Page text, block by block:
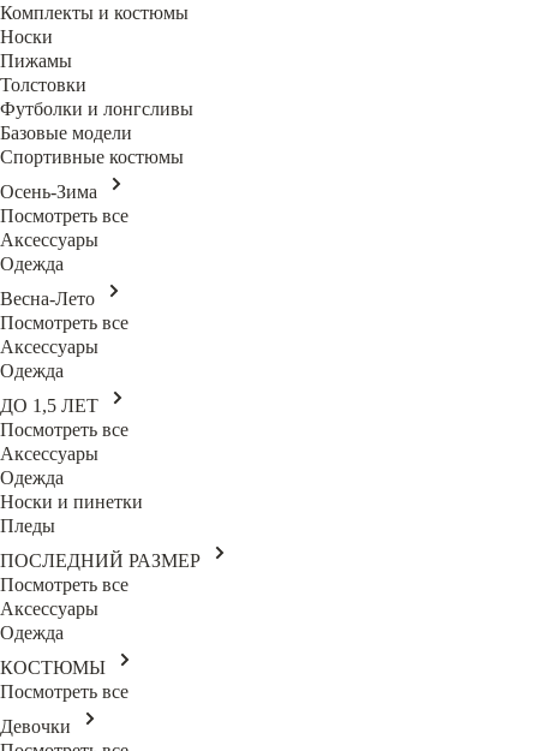
Комплекты и костюмы
Носки
Пижамы
Толстовки
Футболки и лонгсливы
Базовые модели
Спортивные костюмы
Осень-Зима
Посмотреть все
Аксессуары
Одежда
Весна-Лето
Посмотреть все
Аксессуары
Одежда
ДО 1,5 ЛЕТ
Посмотреть все
Аксессуары
Одежда
Носки и пинетки
Пледы
ПОСЛЕДНИЙ РАЗМЕР
Посмотреть все
Аксессуары
Одежда
КОСТЮМЫ
Посмотреть все
Девочки